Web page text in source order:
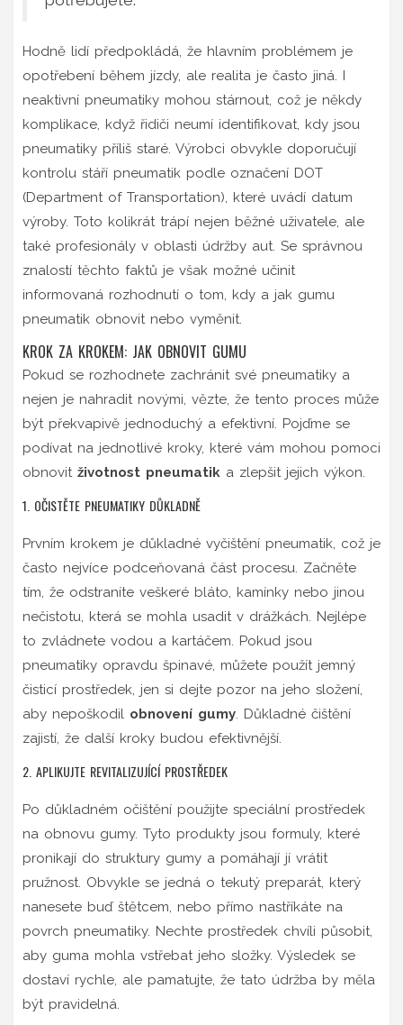
Hodně lidí předpokládá, že hlavním problémem je
opotřebení během jízdy, ale realita je často jiná. I
neaktivní pneumatiky mohou stárnout, což je někdy
komplikace, když řidiči neumí identifikovat, kdy jsou
pneumatiky příliš staré. Výrobci obvykle doporučují
kontrolu stáří pneumatik podle označení DOT
(Department of Transportation), které uvádí datum
výroby. Toto kolikrát trápí nejen běžné uživatele, ale
také profesionály v oblasti údržby aut. Se správnou
znalostí těchto faktů je však možné učinit
informovaná rozhodnutí o tom, kdy a jak gumu
pneumatik obnovit nebo vyměnit.
KROK ZA KROKEM: JAK OBNOVIT GUMU
Pokud se rozhodnete zachránit své pneumatiky a
nejen je nahradit novými, vězte, že tento proces může
být překvapivě jednoduchý a efektivní. Pojďme se
podívat na jednotlivé kroky, které vám mohou pomoci
obnovit životnost pneumatik a zlepšit jejich výkon.
1. OČISTĚTE PNEUMATIKY DŮKLADNĚ
Prvním krokem je důkladné vyčištění pneumatik, což je
často nejvíce podceňovaná část procesu. Začněte
tím, že odstraníte veškeré bláto, kamínky nebo jinou
nečistotu, která se mohla usadit v drážkách. Nejlépe
to zvládnete vodou a kartáčem. Pokud jsou
pneumatiky opravdu špinavé, můžete použít jemný
čisticí prostředek, jen si dejte pozor na jeho složení,
aby nepoškodil obnovení gumy. Důkladné čištění
zajistí, že další kroky budou efektivnější.
2. APLIKUJTE REVITALIZUJÍCÍ PROSTŘEDEK
Po důkladném očištění použijte speciální prostředek
na obnovu gumy. Tyto produkty jsou formuly, které
pronikají do struktury gumy a pomáhají jí vrátit
pružnost. Obvykle se jedná o tekutý preparát, který
nanesete buď štětcem, nebo přímo nastříkáte na
povrch pneumatiky. Nechte prostředek chvíli působit,
aby guma mohla vstřebat jeho složky. Výsledek se
dostaví rychle, ale pamatujte, že tato údržba by měla
být pravidelná.